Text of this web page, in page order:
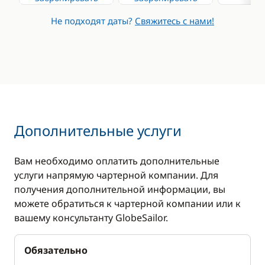
Не подходят даты? Свяжитесь с нами!
Дополнительные услуги
Вам необходимо оплатить дополнительные
услуги напрямую чартерной компании. Для
получения дополнительной информации, вы
можете обратиться к чартерной компании или к
вашему консультанту GlobeSailor.
Обязательно